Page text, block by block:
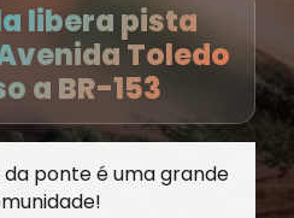
libera pista
Toledo
a BR-153
ponte é uma grande